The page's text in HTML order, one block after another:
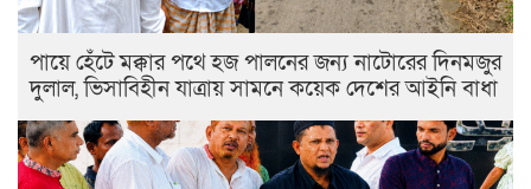
পায়ে হেঁটে মক্কার পথে হজ পালনের জন্য নাটোরের দিনমজুর
দুলাল, ভিসাবিহীন যাত্রায় সামনে কয়েক দেশের আইনি বাধা